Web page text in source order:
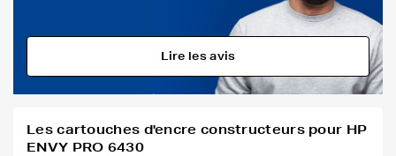
Lire les avis
Les cartouches d'encre constructeurs pour HP
ENVY PRO 6430